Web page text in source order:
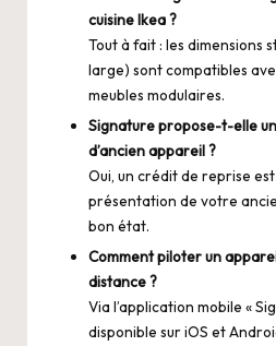
cuisine Ikea ?
Tout à fait : les dimensions
large) sont compatibles
meubles modulaires.
Signature propose-t-elle
d’ancien appareil ?
Oui, un crédit de reprise
présentation de votre
bon état.
Comment piloter un
distance ?
Via l’application mobile «
disponible sur iOS et